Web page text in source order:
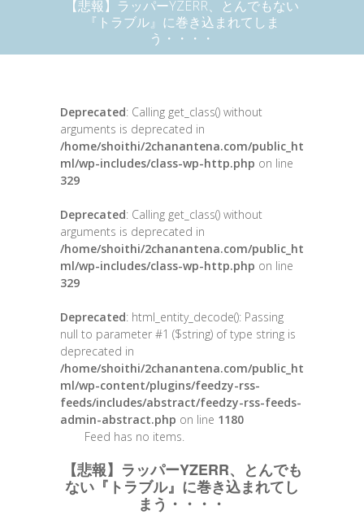
【悲報】ラッパーYZERR、とんでもない
『トラブル』に巻き込まれてしま
う・・・・
Deprecated: Calling get_class() without
arguments is deprecated in
/home/shoithi/2chanantena.com/public_ht
ml/wp-includes/class-wp-http.php on line
329
Deprecated: Calling get_class() without
arguments is deprecated in
/home/shoithi/2chanantena.com/public_ht
ml/wp-includes/class-wp-http.php on line
329
Deprecated: html_entity_decode(): Passing
null to parameter #1 ($string) of type string is
deprecated in
/home/shoithi/2chanantena.com/public_ht
ml/wp-content/plugins/feedzy-rss-
feeds/includes/abstract/feedzy-rss-feeds-
admin-abstract.php on line 1180
Feed has no items.
【悲報】ラッパーYZERR、とんでも
ない『トラブル』に巻き込まれてし
まう・・・・